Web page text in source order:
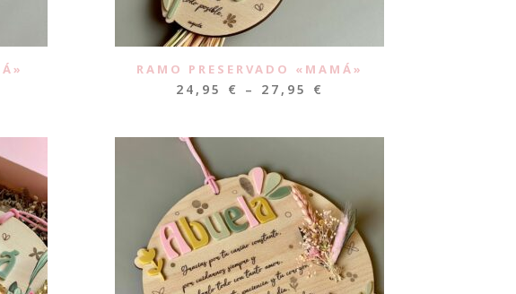
RAMO PRESERVADO «MAMÁ»
24,95 € – 27,95 €